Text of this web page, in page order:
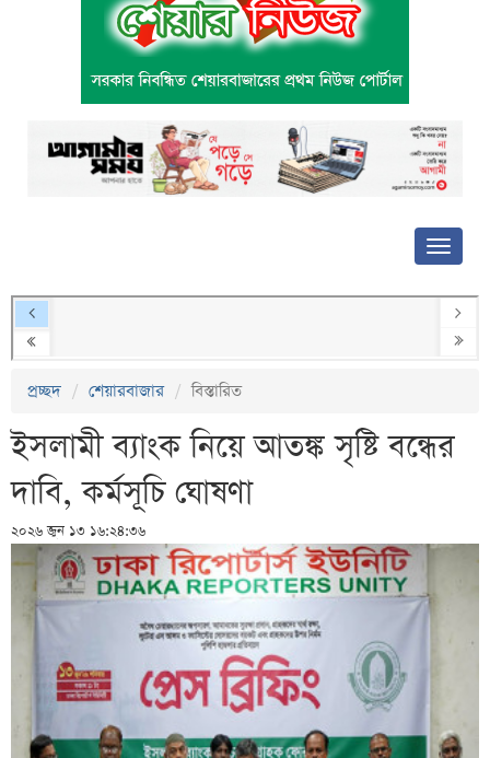
প্রচ্ছদ শেয়ারবাজার বিস্তারিত
ইসলামী ব্যাংক নিয়ে আতঙ্ক সৃষ্টি বন্ধের
দাবি, কর্মসূচি ঘোষণা
২০২৬ জুন ১৩ ১৬:২৪:৩৬